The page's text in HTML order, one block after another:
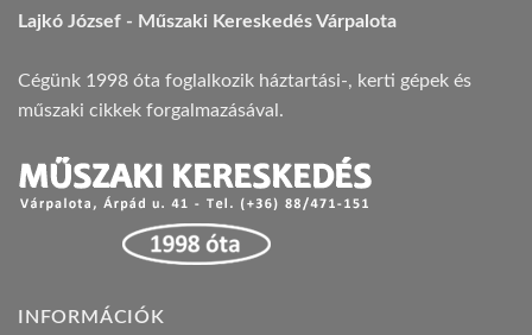
Lajkó József - Műszaki Kereskedés Várpalota
Cégünk 1998 óta foglalkozik háztartási-, kerti gépek és
műszaki cikkek forgalmazásával.
INFORMÁCIÓK